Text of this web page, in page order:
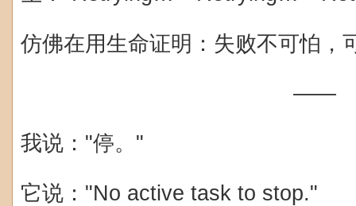
仿佛在用生命证明：失败不可怕，
——
我说："停。"
它说："No active task to stop."